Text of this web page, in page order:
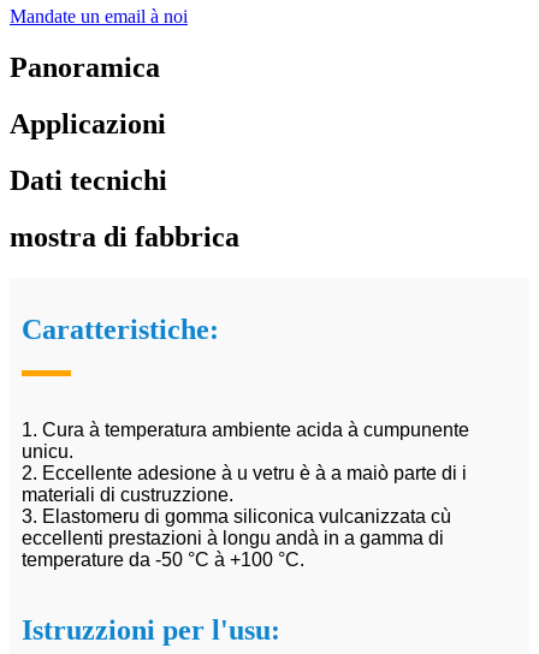
Mandate un email à noi
Panoramica
Applicazioni
Dati tecnichi
mostra di fabbrica
Caratteristiche:
1. Cura à temperatura ambiente acida à cumpunente
unicu.
2. Eccellente adesione à u vetru è à a maiò parte di i
materiali di custruzzione.
3. Elastomeru di gomma siliconica vulcanizzata cù
eccellenti prestazioni à longu andà in a gamma di
temperature da -50 °C à +100 °C.
Istruzzioni per l'usu: